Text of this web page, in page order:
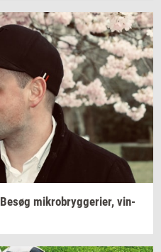
Besøg mi­kro­bryg­ge­ri­er, vin­